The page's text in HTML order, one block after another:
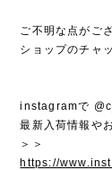
ご不明な点がご
ショップのチャ
instagramで
最新入荷情報や
＞＞
https://